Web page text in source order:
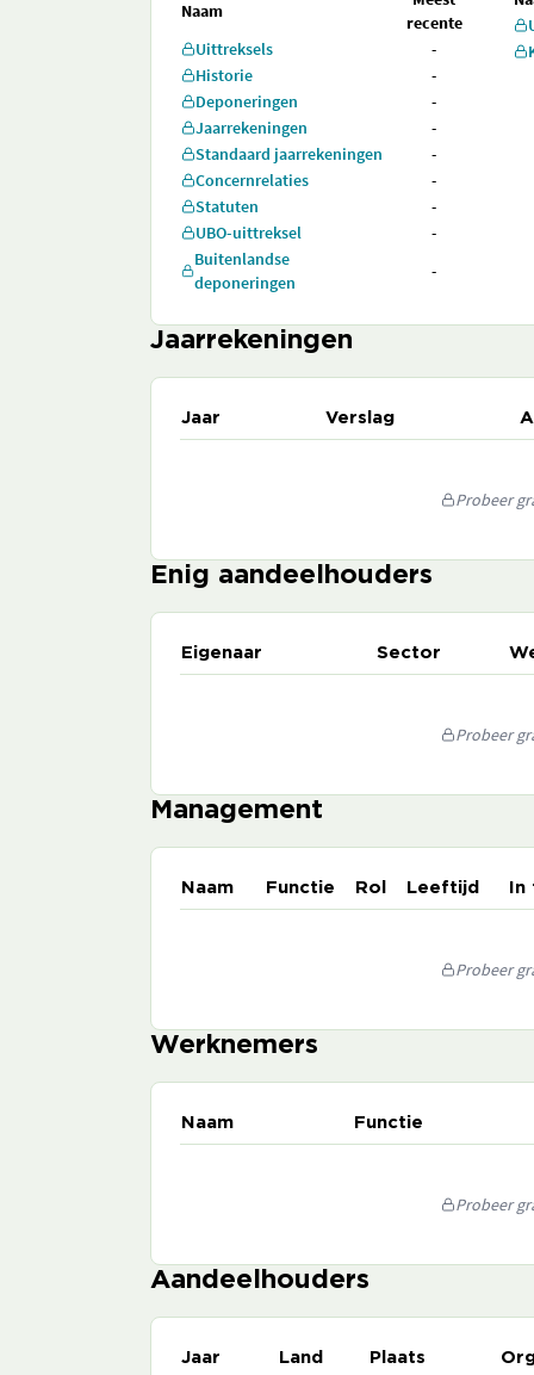
Naam
recente
Uittreksels
-
Historie
-
Deponeringen
-
Jaarrekeningen
-
Standaard jaarrekeningen
-
Concernrelaties
-
Statuten
-
UBO-uittreksel
-
Buitenlandse
deponeringen
-
Jaarrekeningen
Jaar Verslag
Probeer
Enig aandeelhouders
Eigenaar Sector
Probeer
Management
Naam Functie Rol Leeftijd
Probeer
Werknemers
Naam Functie
Probeer
Aandeelhouders
Jaar Land Plaats